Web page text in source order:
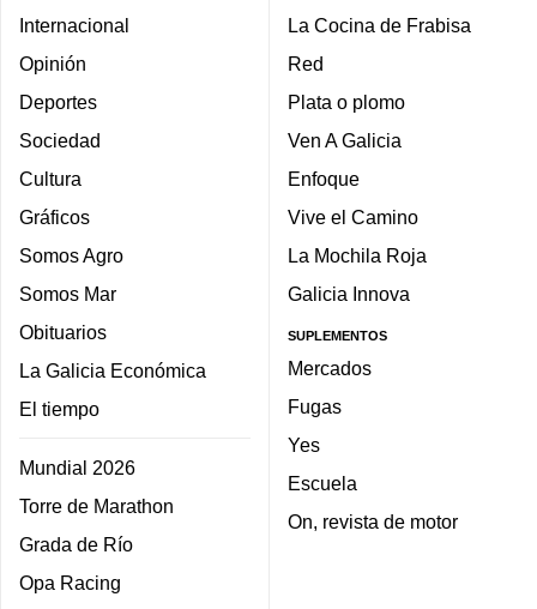
Internacional
Opinión
Deportes
Sociedad
Cultura
Gráficos
Somos Agro
Somos Mar
Obituarios
La Galicia Económica
El tiempo
Mundial 2026
Torre de Marathon
Grada de Río
Opa Racing
La Cocina de Frabisa
Red
Plata o plomo
Ven A Galicia
Enfoque
Vive el Camino
La Mochila Roja
Galicia Innova
SUPLEMENTOS
Mercados
Fugas
Yes
Escuela
On, revista de motor